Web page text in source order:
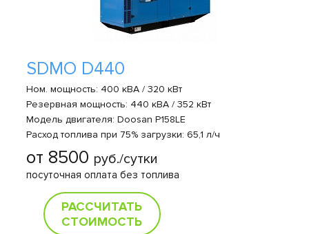
SDMO D440
Ном. мощность: 400 кВА / 320 кВт
Резервная мощность: 440 кВА / 352 кВт
Модель двигателя: Doosan P158LE
Расход топлива при 75% загрузки: 65,1 л/ч
от 8500 руб./сутки
посуточная оплата без топлива
РАССЧИТАТЬ
СТОИМОСТЬ